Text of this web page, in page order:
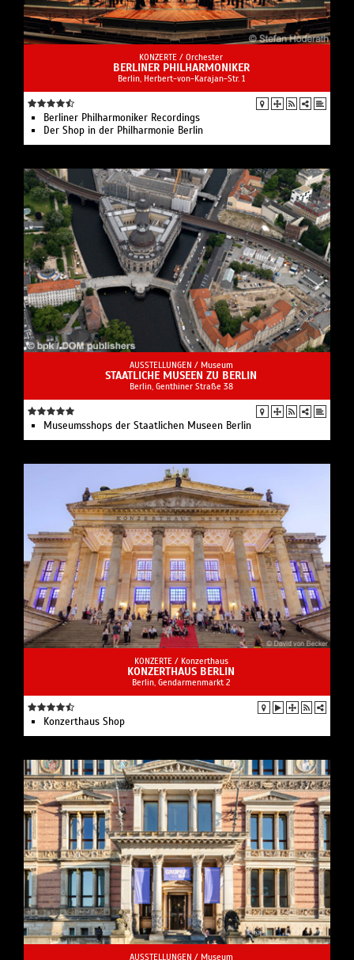
KONZERTE / Orchester
BERLINER PHILHARMONIKER
Berlin, Herbert-von-Karajan-Str. 1
Berliner Philharmoniker Recordings
Der Shop in der Philharmonie Berlin
AUSSTELLUNGEN / Museum
STAATLICHE MUSEEN ZU BERLIN
Berlin, Genthiner Straße 38
Museumsshops der Staatlichen Museen Berlin
KONZERTE / Konzerthaus
KONZERTHAUS BERLIN
Berlin, Gendarmenmarkt 2
Konzerthaus Shop
AUSSTELLUNGEN / Museum